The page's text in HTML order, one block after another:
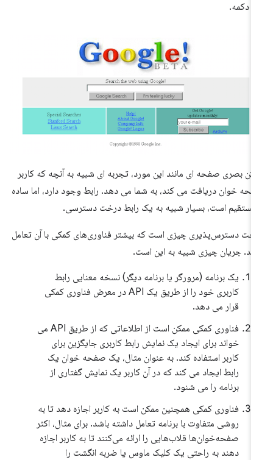
دکمه.
بصری صفحه ای مانند این مورد، تجربه ای شبیه به آنچه که کاربر
خوان دریافت می کند، به شما می دهد. رابط وجود دارد، اما ساده
مستقیم است، بسیار شبیه به یک رابط درخت دسترسی.
دسترس‌پذیری چیزی است که بیشتر فناوری‌های کمکی با آن تعامل
جریان چیزی شبیه به این است.
یک برنامه (مرورگر یا برنامه دیگر) نسخه معنایی رابط
کاربری خود را از طریق یک API در معرض فناوری کمکی
قرار می دهد.
فناوری کمکی ممکن است از اطلاعاتی که از طریق API می
خواند برای ایجاد یک نمایش رابط کاربری جایگزین برای
کاربر استفاده کند. به عنوان مثال، یک صفحه خوان یک
رابط ایجاد می کند که در آن کاربر یک نمایش گفتاری از
برنامه را می شنود.
فناوری کمکی همچنین ممکن است به کاربر اجازه دهد تا به
روشی متفاوت با برنامه تعامل داشته باشد. برای مثال، اکثر
صفحه‌خوان‌ها قلاب‌هایی را ارائه می‌کنند تا به کاربر اجازه
دهند به راحتی یک کلیک ماوس یا ضربه انگشت را